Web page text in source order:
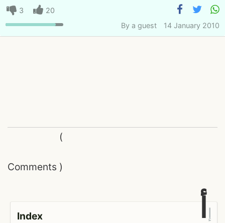
3
20
By a guest 14 January 2010
Comments
(
)
Index إ